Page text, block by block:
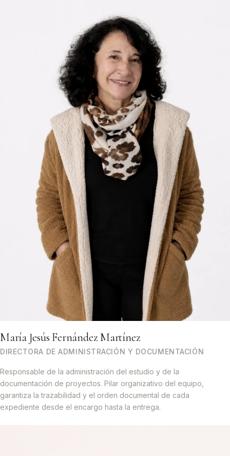
María Jesús Fernández Martínez
DIRECTORA DE ADMINISTRACIÓN Y DOCUMENTACIÓN
Responsable de la administración del estudio y de la
documentación de proyectos. Pilar organizativo del equipo,
garantiza la trazabilidad y el orden documental de cada
expediente desde el encargo hasta la entrega.